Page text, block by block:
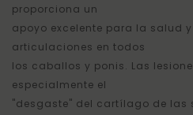
proporciona un
apoyo excelente para la salud
articulaciones en todos
los caballos y ponis. Las
especialmente el
"desgaste" del cartílago de las